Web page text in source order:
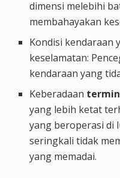
dimensi melebihi
membahayakan
Kondisi kendaraan
keselamatan:
kendaraan yang
Keberadaan
yang lebih ketat
yang beroperasi di
seringkali tidak
yang memadai.